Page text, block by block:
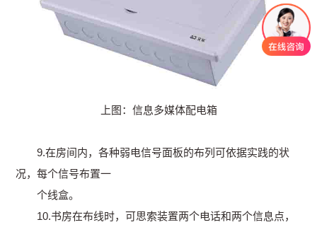
上图：信息多媒体配电箱
9.在房间内，各种弱电信号面板的布列可依据实践的状
况，每个信号布置一
个线盒。
10.书房在布线时，可思索装置两个电话和两个信息点，